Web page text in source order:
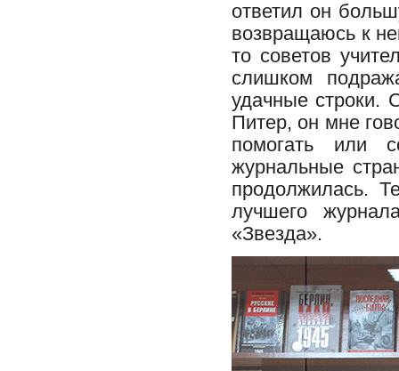
ответил он
возвращаюсь к
то советов
слишком
удачные строки.
Питер, он мне
помогать или
журнальные
продолжилась.
лучшего
«Звезда».